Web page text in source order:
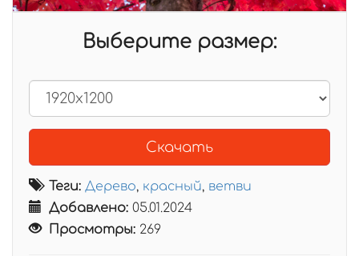
Выберите размер:
Скачать
Теги: Дерево, красный, ветви
Добавлено: 05.01.2024
Просмотры: 269